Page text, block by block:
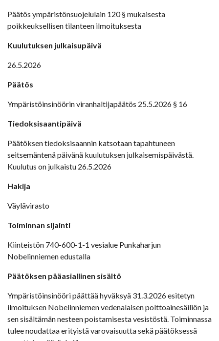
Päätös ympäristönsuojelulain 120 § mukaisesta
poikkeuksellisen tilanteen ilmoituksesta
Kuulutuksen julkaisupäivä
26.5.2026
Päätös
Ympäristöinsinöörin viranhaltijapäätös 25.5.2026 § 16
Tiedoksisaantipäivä
Päätöksen tiedoksisaannin katsotaan tapahtuneen
seitsemäntenä päivänä kuulutuksen julkaisemispäivästä.
Kuulutus on julkaistu 26.5.2026
Hakija
Väylävirasto
Toiminnan sijainti
Kiinteistön 740-600-1-1 vesialue Punkaharjun
Nobelinniemen edustalla
Päätöksen pääasiallinen sisältö
Ympäristöinsinööri päättää hyväksyä 31.3.2026 esitetyn
ilmoituksen Nobelinniemen vedenalaisen polttoainesäiliön ja
sen sisältämän nesteen poistamisesta vesistöstä. Toiminnassa
tulee noudattaa erityistä varovaisuutta sekä päätöksessä